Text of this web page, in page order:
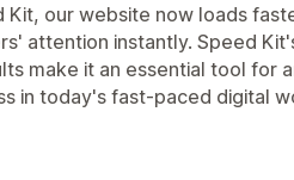
Kit, our website now loads
attention instantly. Speed
make it an essential tool for
in today's fast-paced digital